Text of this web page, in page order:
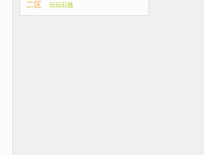
二区
玩玩石器